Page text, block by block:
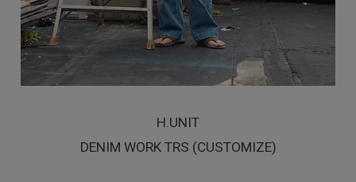
H.UNIT
DENIM WORK TRS (CUSTOMIZE)